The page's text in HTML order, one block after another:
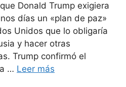
Donald Trump exigiera
días un «plan de paz»
Unidos que lo obligaría
y hacer otras
Trump confirmó el
… Leer más